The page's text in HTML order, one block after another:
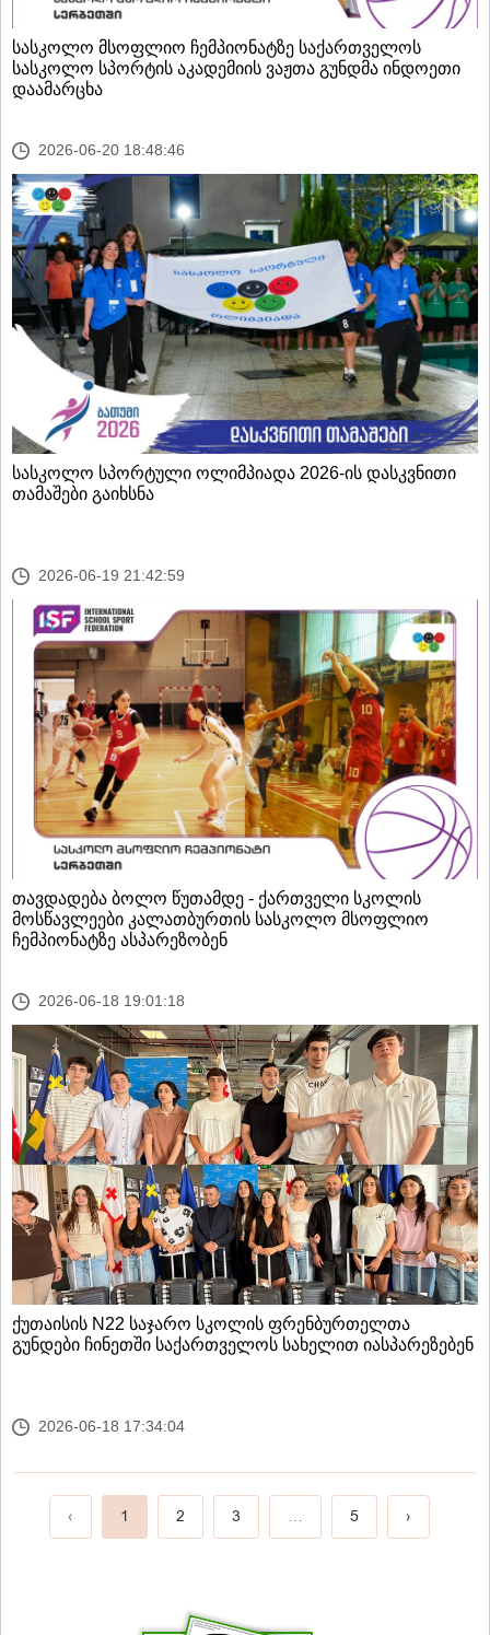
სასკოლო მსოფლიო ჩემპიონატზე საქართველოს
სასკოლო სპორტის აკადემიის ვაჟთა გუნდმა ინდოეთი
დაამარცხა
2026-06-20 18:48:46
სასკოლო სპორტული ოლიმპიადა 2026-ის დასკვნითი
თამაშები გაიხსნა
2026-06-19 21:42:59
თავდადება ბოლო წუთამდე - ქართველი სკოლის
მოსწავლეები კალათბურთის სასკოლო მსოფლიო
ჩემპიონატზე ასპარეზობენ
2026-06-18 19:01:18
ქუთაისის N22 საჯარო სკოლის ფრენბურთელთა
გუნდები ჩინეთში საქართველოს სახელით იასპარეზებენ
2026-06-18 17:34:04
‹ 1 2 3 … 5 ›